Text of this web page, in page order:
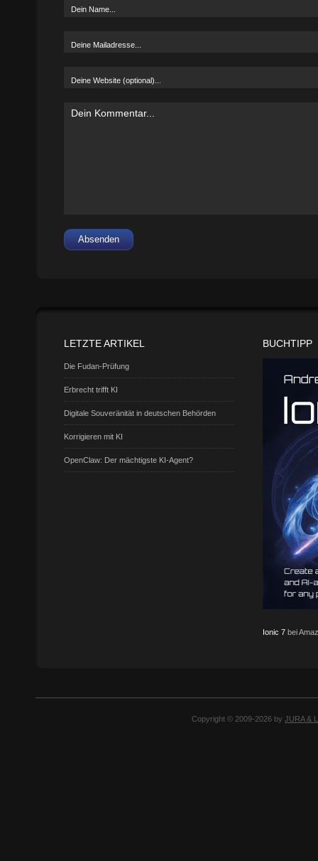
Absenden
LETZTE ARTIKEL
Die Fudan-Prüfung
Erbrecht trifft KI
Digitale Souveränität in deutschen Behörden
Korrigieren mit KI
OpenClaw: Der mächtigste KI-Agent?
BUCHTIPP
Ionic 7 bei
Copyright © 2009-2026 by JURA &